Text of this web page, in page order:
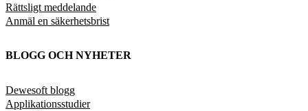
Rättsligt meddelande
Anmäl en säkerhetsbrist
BLOGG OCH NYHETER
Dewesoft blogg
Applikationsstudier